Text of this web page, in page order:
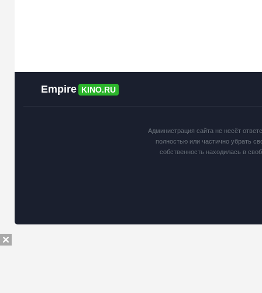
Empire KINO.RU
Администрация сайта не несёт
полностью или частично убрать
собственность находилась в